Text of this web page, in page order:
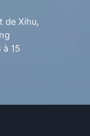
de Xihu,
à 15